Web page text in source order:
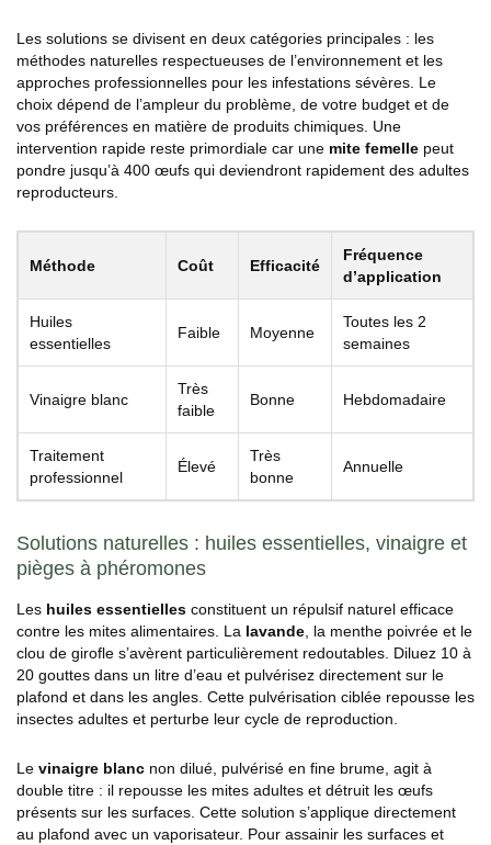
Les solutions se divisent en deux catégories principales : les
méthodes naturelles respectueuses de l’environnement et les
approches professionnelles pour les infestations sévères. Le
choix dépend de l’ampleur du problème, de votre budget et de
vos préférences en matière de produits chimiques. Une
intervention rapide reste primordiale car une mite femelle peut
pondre jusqu’à 400 œufs qui deviendront rapidement des adultes
reproducteurs.
Méthode Coût Efficacité
Fréquence
d’application
Huiles
essentielles
Faible Moyenne
Toutes les 2
semaines
Vinaigre blanc
Très
faible
Bonne Hebdomadaire
Traitement
professionnel
Élevé
Très
bonne
Annuelle
Solutions naturelles : huiles essentielles, vinaigre et
pièges à phéromones
Les huiles essentielles constituent un répulsif naturel efficace
contre les mites alimentaires. La lavande , la menthe poivrée et le
clou de girofle s’avèrent particulièrement redoutables. Diluez 10 à
20 gouttes dans un litre d’eau et pulvérisez directement sur le
plafond et dans les angles. Cette pulvérisation ciblée repousse les
insectes adultes et perturbe leur cycle de reproduction.
Le vinaigre blanc non dilué, pulvérisé en fine brume, agit à
double titre : il repousse les mites adultes et détruit les œufs
présents sur les surfaces. Cette solution s’applique directement
au plafond avec un vaporisateur. Pour assainir les surfaces et